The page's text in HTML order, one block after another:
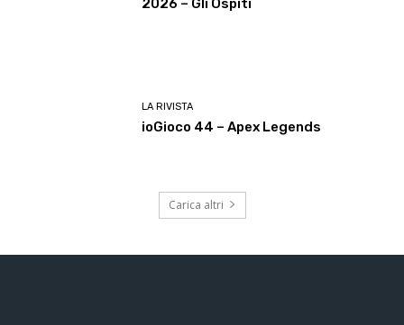
LA RIVISTA
ioGioco 44 – Apex Legends
Carica altri